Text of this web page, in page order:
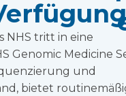
NHS tritt in eine
Genomic Medicine
und
bietet